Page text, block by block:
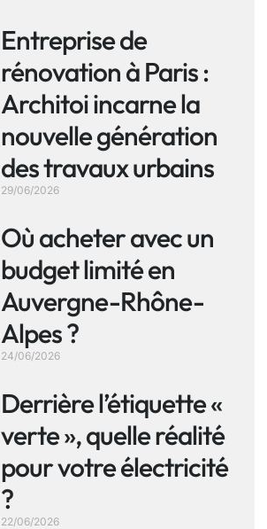
Entreprise de
rénovation à Paris :
Architoi incarne la
nouvelle génération
des travaux urbains
29/06/2026
Où acheter avec un
budget limité en
Auvergne-Rhône-
Alpes ?
24/06/2026
Derrière l’étiquette «
verte », quelle réalité
pour votre électricité
?
22/06/2026